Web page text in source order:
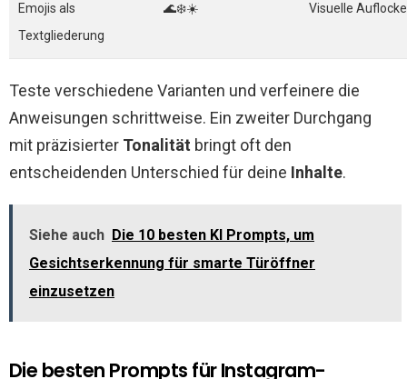
Emojis als
Textgliederung
🌊❄️☀️ Visuelle
Teste verschiedene Varianten und verfeinere die
Anweisungen schrittweise. Ein zweiter Durchgang
mit präzisierter Tonalität bringt oft den
entscheidenden Unterschied für deine Inhalte.
Siehe auch Die 10 besten KI Prompts, um
Gesichtserkennung für smarte Türöffner
einzusetzen
Die besten Prompts für Instagram-